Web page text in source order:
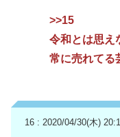
>>15
令和とは思え
常に売れてる
16 : 2020/04/30(木)